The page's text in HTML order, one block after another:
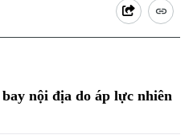
nội địa do áp lực nhiên